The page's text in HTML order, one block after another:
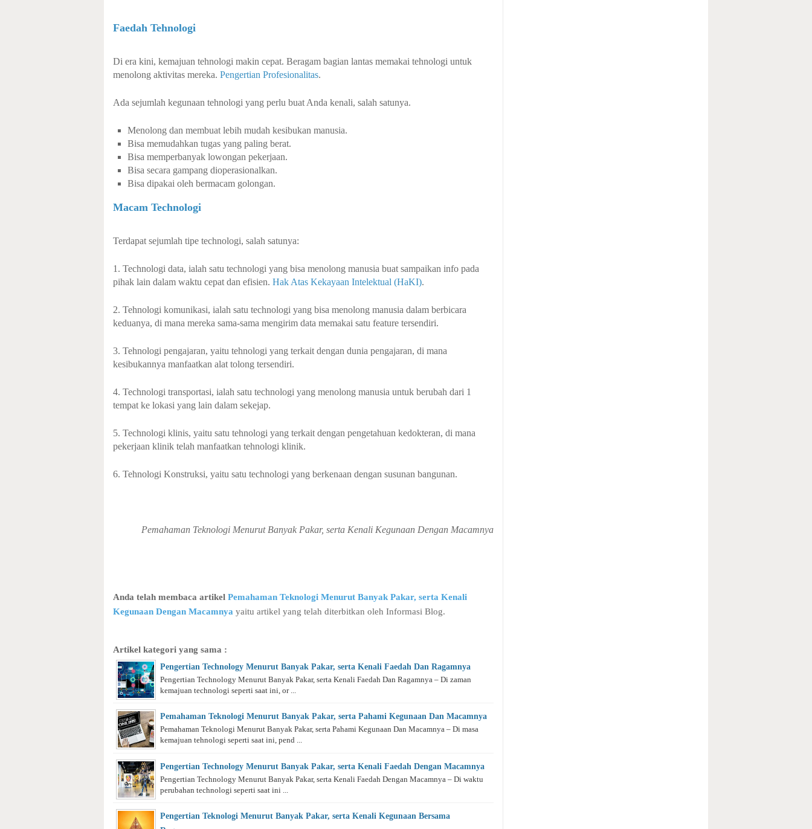
Faedah Tehnologi
Di era kini, kemajuan tehnologi makin cepat. Beragam bagian lantas memakai tehnologi untuk
menolong aktivitas mereka. Pengertian Profesionalitas.
Ada sejumlah kegunaan tehnologi yang perlu buat Anda kenali, salah satunya.
Menolong dan membuat lebih mudah kesibukan manusia.
Bisa memudahkan tugas yang paling berat.
Bisa memperbanyak lowongan pekerjaan.
Bisa secara gampang dioperasionalkan.
Bisa dipakai oleh bermacam golongan.
Macam Technologi
Terdapat sejumlah tipe technologi, salah satunya:
1. Technologi data, ialah satu technologi yang bisa menolong manusia buat sampaikan info pada
pihak lain dalam waktu cepat dan efisien. Hak Atas Kekayaan Intelektual (HaKI).
2. Tehnologi komunikasi, ialah satu technologi yang bisa menolong manusia dalam berbicara
keduanya, di mana mereka sama-sama mengirim data memakai satu feature tersendiri.
3. Tehnologi pengajaran, yaitu tehnologi yang terkait dengan dunia pengajaran, di mana
kesibukannya manfaatkan alat tolong tersendiri.
4. Technologi transportasi, ialah satu technologi yang menolong manusia untuk berubah dari 1
tempat ke lokasi yang lain dalam sekejap.
5. Technologi klinis, yaitu satu tehnologi yang terkait dengan pengetahuan kedokteran, di mana
pekerjaan klinik telah manfaatkan tehnologi klinik.
6. Tehnologi Konstruksi, yaitu satu technologi yang berkenaan dengan susunan bangunan.
Pemahaman Teknologi Menurut Banyak Pakar, serta Kenali Kegunaan Dengan Macamnya
Anda telah membaca artikel Pemahaman Teknologi Menurut Banyak Pakar, serta Kenali
Kegunaan Dengan Macamnya yaitu artikel yang telah diterbitkan oleh Informasi Blog.
Artikel kategori yang sama :
Pengertian Technology Menurut Banyak Pakar, serta Kenali Faedah Dan Ragamnya
Pengertian Technology Menurut Banyak Pakar, serta Kenali Faedah Dan Ragamnya – Di zaman
kemajuan technologi seperti saat ini, or ...
Pemahaman Teknologi Menurut Banyak Pakar, serta Pahami Kegunaan Dan Macamnya
Pemahaman Teknologi Menurut Banyak Pakar, serta Pahami Kegunaan Dan Macamnya – Di masa
kemajuan tehnologi seperti saat ini, pend ...
Pengertian Technology Menurut Banyak Pakar, serta Kenali Faedah Dengan Macamnya
Pengertian Technology Menurut Banyak Pakar, serta Kenali Faedah Dengan Macamnya – Di waktu
perubahan technologi seperti saat ini ...
Pengertian Teknologi Menurut Banyak Pakar, serta Kenali Kegunaan Bersama